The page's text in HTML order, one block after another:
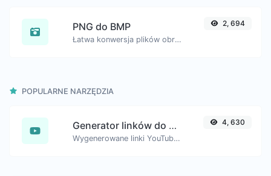
PNG do BMP
Łatwa konwersja plików obrazów PNG do formatu BMP.
2, 694
POPULARNE NARZĘDZIA
Generator linków do znaczników czasu YouTube
Wygenerowane linki YouTube ze zdefiniowanym znacznikiem czasu, pomocne dla użytkowników urządzeń mobilnych.
4, 630